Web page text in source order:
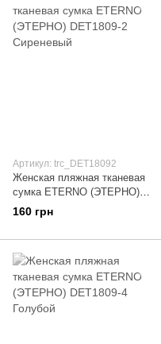
Артикул: trc_DET18092
Женская пляжная тканевая
сумка ETERNO (ЭТЕРНО)
DET1809-2 Сиреневый
160 грн